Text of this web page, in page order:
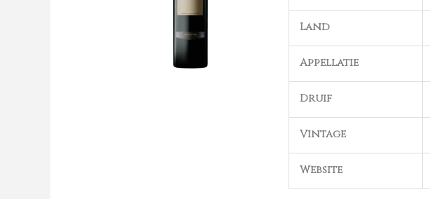
Land
Appellatie
Druif
Vintage
Website